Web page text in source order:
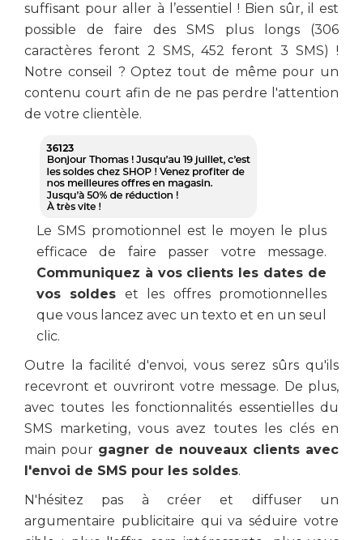
suffisant pour aller à l’essentiel ! Bien sûr, il est
possible de faire des SMS plus longs (306
caractères feront 2 SMS, 452 feront 3 SMS) !
Notre conseil ? Optez tout de même pour un
contenu court afin de ne pas perdre l'attention
de votre clientèle.
Le SMS promotionnel est le moyen le plus
efficace de faire passer votre message.
Communiquez à vos clients les dates de
vos soldes et les offres promotionnelles
que vous lancez avec un texto et en un seul
clic.
Outre la facilité d'envoi, vous serez sûrs qu'ils
recevront et ouvriront votre message. De plus,
avec toutes les fonctionnalités essentielles du
SMS marketing, vous avez toutes les clés en
main pour gagner de nouveaux clients avec
l'envoi de SMS pour les soldes.
N'hésitez pas à créer et diffuser un
argumentaire publicitaire qui va séduire votre